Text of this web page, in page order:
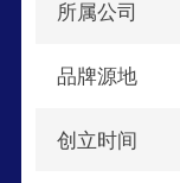
所属公司
品牌源地
创立时间